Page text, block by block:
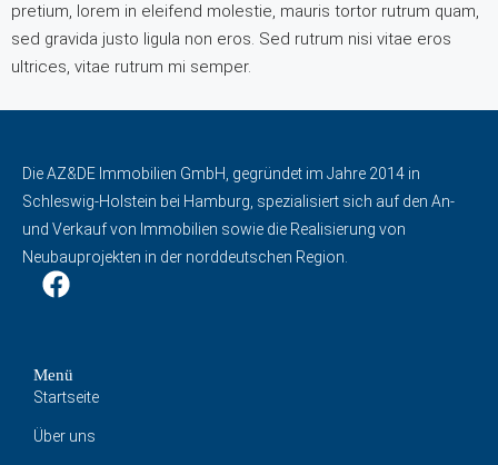
pretium, lorem in eleifend molestie, mauris tortor rutrum quam,
sed gravida justo ligula non eros. Sed rutrum nisi vitae eros
ultrices, vitae rutrum mi semper.
Die AZ&DE Immobilien GmbH, gegründet im Jahre 2014 in
Schleswig-Holstein bei Hamburg, spezialisiert sich auf den An-
und Verkauf von Immobilien sowie die Realisierung von
Neubauprojekten in der norddeutschen Region.
Menü
Startseite
Über uns